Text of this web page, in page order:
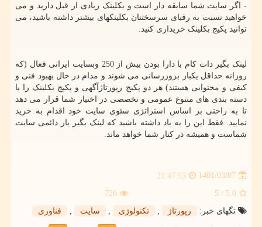
- اگر سایت شما سابقه دار است و بکلینک زیادی از قبل دارید و می
خواهید نسبت به رقبای سرسختتان بکلینکهای بیشتر داشته باشید، می
توانید پکیج بکلینک خریداری کنید.
لینک بگیر دات کام با دارا بودن بیش از 250 وبسایت ایرانی فعال (که
روزانه حداقل یکبار بروزرسانی می شوند و مدام در حال بهبود فنی و
کیفی و محتوایی هستند) هر دو پکیج رپورتاژآگهی و پکیج بکلینک را با
دسته بندی های متنوع عمومی و تخصصی در اختیار شما قرار می دهد
تا به راحتی بر اساس استراتژی سئوی سایت خود اقدام به خرید
نمایید. فقط این را به یاد داشته باشید که لینک بگیر یار دائمی سایت
شماست و همیشه در کنار شما خواهد ماند.
1401/03/07
21:47:55
5.0
/ 5
726
تگهای خبر:
رپورتاژ تكنولوژی سایت فناوری